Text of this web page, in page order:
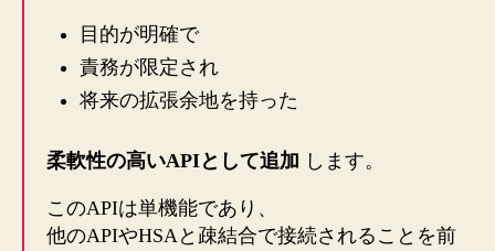
目的が明確で
責務が限定され
将来の拡張余地を持った
柔軟性の高いAPIとして追加 します。
このAPIは単機能であり、
他のAPIやHSAと疎結合で接続されることを前